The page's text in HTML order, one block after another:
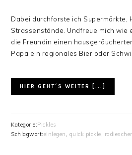
Dabei durchforste ich Supermärkte,
Strassenstände. Undfreue mich wie
die Freundin einen
Papa ein regionales Bier oder
HIER GEHT´S WEITER [...]
Kategorie:Pickles
Schlagwort:einlegen , quick pickle,